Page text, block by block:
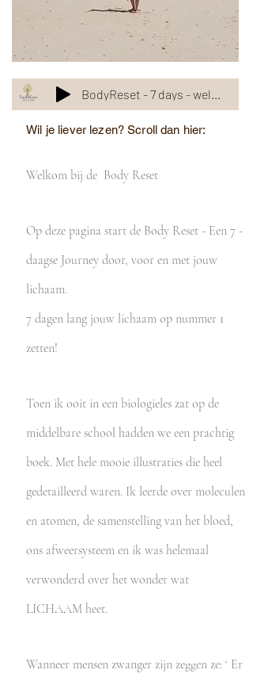
BodyReset - 7 days - welkom
Wil je liever lezen? Scroll dan hier:
Welkom bij de Body Reset
Op deze pagina start de Body Reset - Een 7 -
daagse Journey door, voor en met jouw
lichaam.
7 dagen lang jouw lichaam op nummer 1
zetten!
Toen ik ooit in een biologieles zat op de
middelbare school hadden we een prachtig
boek. Met hele mooie illustraties die heel
gedetailleerd waren. Ik leerde over moleculen
en atomen, de samenstelling van het bloed,
ons afweersysteem en ik was helemaal
verwonderd over het wonder wat
LICHAAM heet.
Wanneer mensen zwanger zijn zeggen ze: ‘ Er